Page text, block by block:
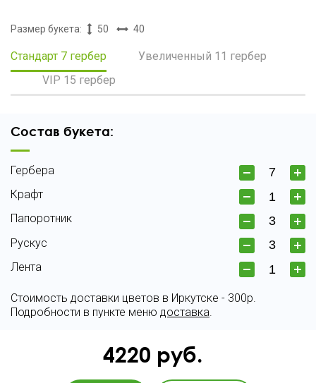
Размер букета: 50 40
Стандарт 7 гербер
Увеличенный 11 гербер
VIP 15 гербер
Состав букета:
Гербера
Крафт
Папоротник
Рускус
Лента
Стоимость доставки цветов в Иркутске - 300р.
Подробности в пункте меню доставка.
4220 руб.